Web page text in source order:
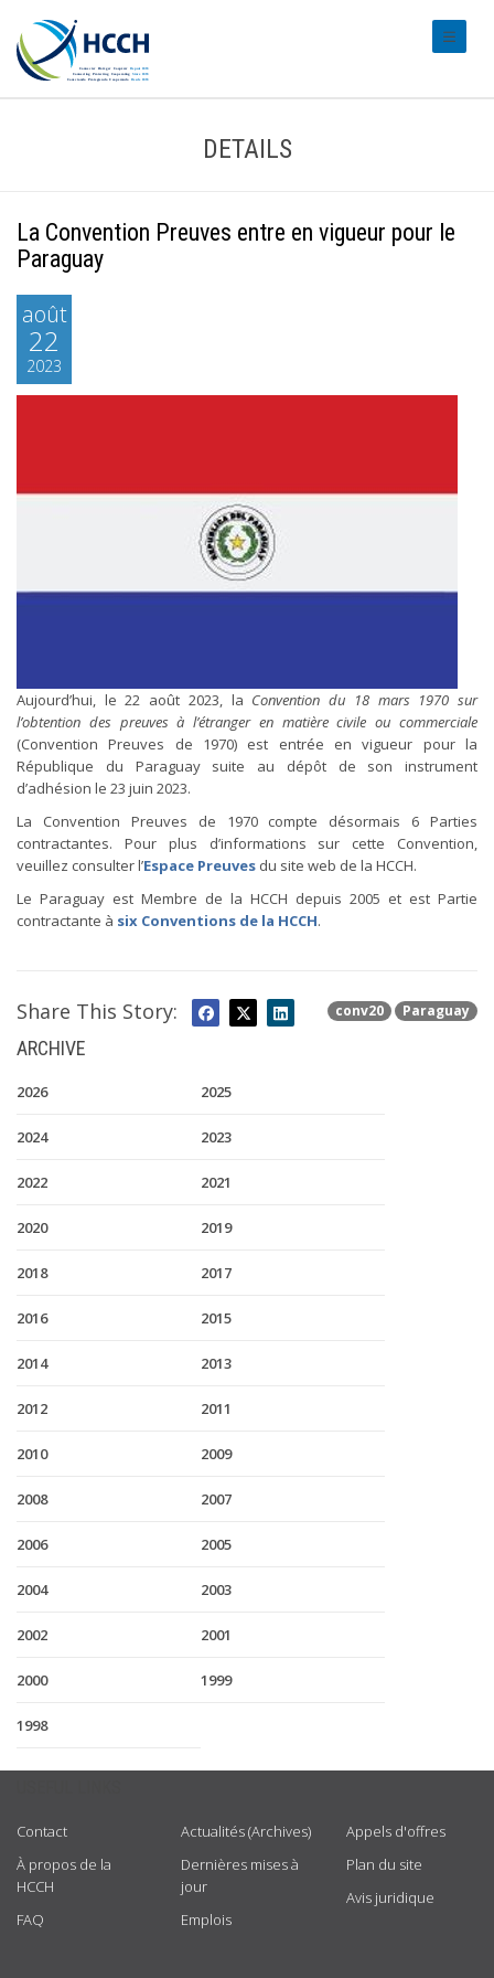
DETAILS
La Convention Preuves entre en vigueur pour le
Paraguay
août
22
2023
Aujourd’hui, le 22 août 2023, la Convention du 18 mars 1970 sur
l’obtention des preuves à l’étranger en matière civile ou commerciale
(Convention Preuves de 1970) est entrée en vigueur pour la
République du Paraguay suite au dépôt de son instrument
d’adhésion le 23 juin 2023.
La Convention Preuves de 1970 compte désormais 6 Parties
contractantes. Pour plus d’informations sur cette Convention,
veuillez consulter l’Espace Preuves du site web de la HCCH.
Le Paraguay est Membre de la HCCH depuis 2005 et est Partie
contractante à six Conventions de la HCCH.
conv20 Paraguay
Share This Story:
ARCHIVE
2026 2025
2024 2023
2022 2021
2020 2019
2018 2017
2016 2015
2014 2013
2012 2011
2010 2009
2008 2007
2006 2005
2004 2003
2002 2001
2000 1999
1998
Contact
À propos de la
HCCH
FAQ
Actualités (Archives)
Dernières mises à
jour
Emplois
Appels d'offres
Plan du site
Avis juridique